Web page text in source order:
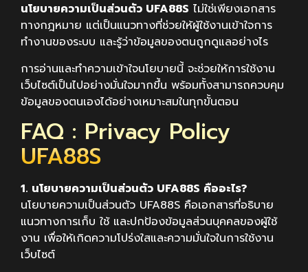
นโยบายความเป็นส่วนตัว UFA88S ไม่ใช่เพียงเอกสาร
ทางกฎหมาย แต่เป็นแนวทางที่ช่วยให้ผู้ใช้งานเข้าใจการ
ทำงานของระบบ และรู้ว่าข้อมูลของตนถูกดูแลอย่างไร
การอ่านและทำความเข้าใจนโยบายนี้ จะช่วยให้การใช้งาน
เว็บไซต์เป็นไปอย่างมั่นใจมากขึ้น พร้อมทั้งสามารถควบคุม
ข้อมูลของตนเองได้อย่างเหมาะสมในทุกขั้นตอน
FAQ : Privacy Policy
UFA88S
1. นโยบายความเป็นส่วนตัว UFA88S คืออะไร?
นโยบายความเป็นส่วนตัว UFA88S คือเอกสารที่อธิบาย
แนวทางการเก็บ ใช้ และปกป้องข้อมูลส่วนบุคคลของผู้ใช้
งาน เพื่อให้เกิดความโปร่งใสและความมั่นใจในการใช้งาน
เว็บไซต์